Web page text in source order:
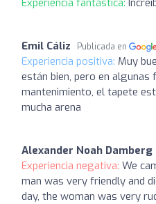
Experiencia fantástica:
Emil Cáliz Publicada en
Experiencia positiva: Muy
están bien, pero en algunas
mantenimiento, el tapete
mucha arena
Alexander Noah Damberg
Experiencia negativa: We
man was very friendly and
day, the woman was very